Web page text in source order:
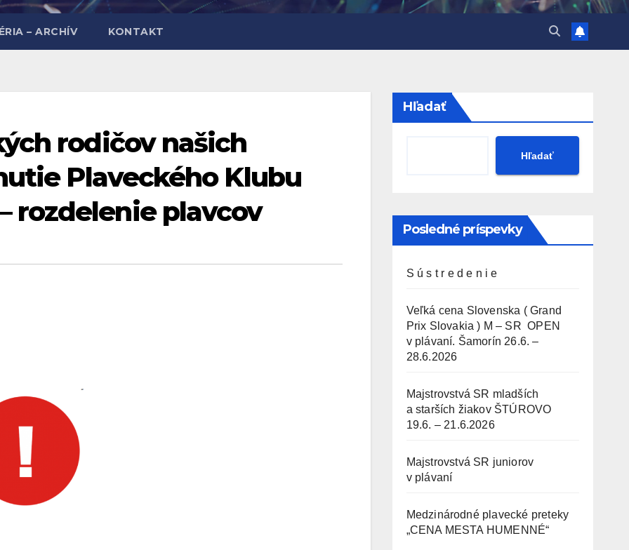
– ARCHÍV KONTAKT
rodičov našich
Plaveckého Klubu
rozdelenie plavcov
Hľadať
Hľadať
Posledné príspevky
S ú s t r e d e n i e
Veľká cena Slovenska ( Grand
Prix Slovakia ) M – SR OPEN
v plávaní. Šamorín 26.6. –
28.6.2026
Majstrovstvá SR mladších
a starších žiakov ŠTÚROVO
19.6. – 21.6.2026
Majstrovstvá SR juniorov
v plávaní
Medzinárodné plavecké preteky
„CENA MESTA HUMENNÉ“